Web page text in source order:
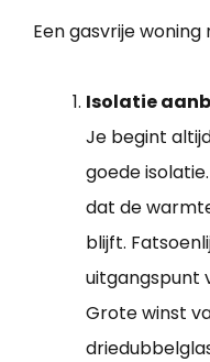
Een gasvrije
Isolatie
Je begint
goede
dat de
blijft.
uitgangspunt
Grote winst